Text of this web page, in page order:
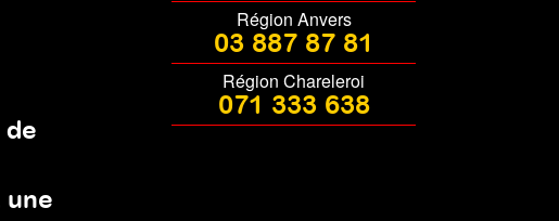
de
une
Région Anvers
03 887 87 81
Région Chareleroi
071 333 638